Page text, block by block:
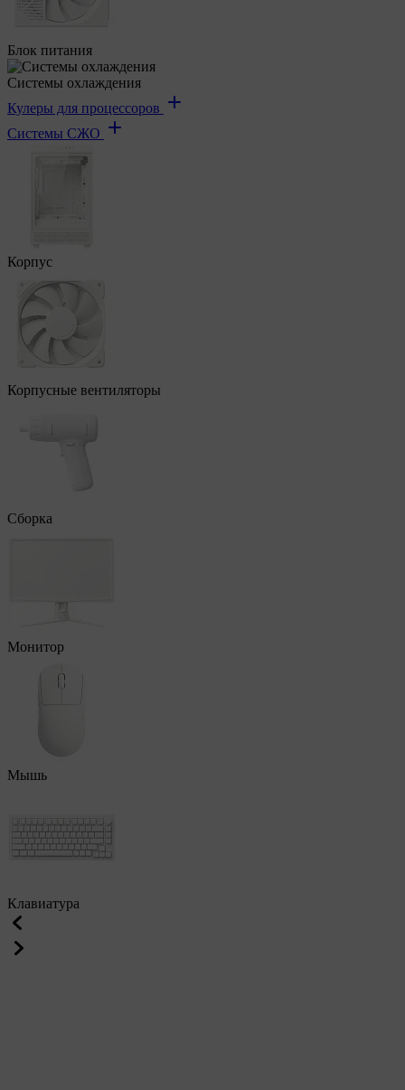
Блок питания
Системы охлаждения
Кулеры для процессоров
Системы СЖО
Корпус
Корпусные вентиляторы
Сборка
Монитор
Мышь
Клавиатура